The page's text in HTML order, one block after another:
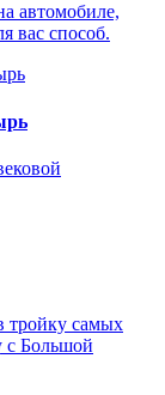
автомобиле,
вас способ.
тройку самых
с Большой